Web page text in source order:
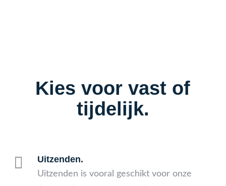
Kies voor vast of
tijdelijk.
 Uitzenden.
Uitzenden is vooral geschikt voor onze